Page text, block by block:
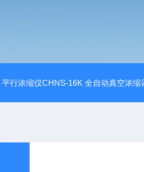
平行浓缩仪CHNS-16K 全自动真空浓缩